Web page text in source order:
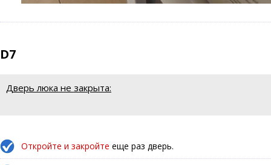
D7
Дверь люка не закрыта:
Откройте и закройте еще раз дверь.